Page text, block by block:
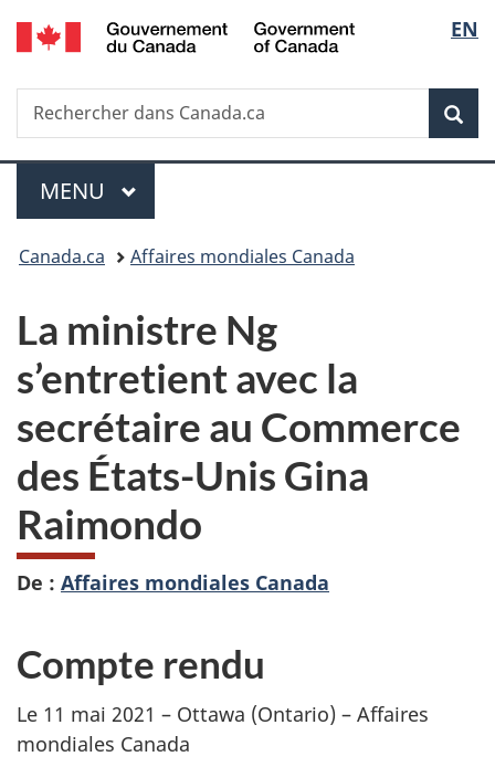
Passer
au
principal
Passer
à
Au
du
Passer
à
version
simplifiée
de
la
EN
Recherche
Rechercher
dans
Menu
MENU PRINCIPAL
Vous
ici :
Canada.ca Affaires mondiales Canada
La ministre Ng
s’entretient avec la
secrétaire au Commerce
des États-Unis Gina
Raimondo
De : Affaires mondiales Canada
Compte rendu
Le 11 mai 2021 – Ottawa (Ontario) – Affaires
mondiales Canada